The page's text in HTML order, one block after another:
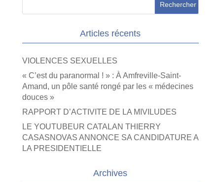
Articles récents
VIOLENCES SEXUELLES
« C’est du paranormal ! » : À Amfreville-Saint-
Amand, un pôle santé rongé par les « médecines
douces »
RAPPORT D’ACTIVITE DE LA MIVILUDES
LE YOUTUBEUR CATALAN THIERRY
CASASNOVAS ANNONCE SA CANDIDATURE A
LA PRESIDENTIELLE
Archives